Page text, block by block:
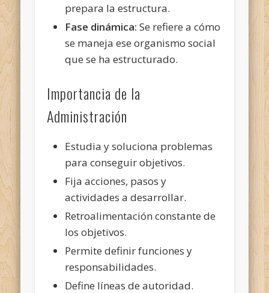
prepara la estructura.
Fase dinámica: Se refiere a cómo
se maneja ese organismo social
que se ha estructurado.
Importancia de la
Administración
Estudia y soluciona problemas
para conseguir objetivos.
Fija acciones, pasos y
actividades a desarrollar.
Retroalimentación constante de
los objetivos.
Permite definir funciones y
responsabilidades.
Define líneas de autoridad.